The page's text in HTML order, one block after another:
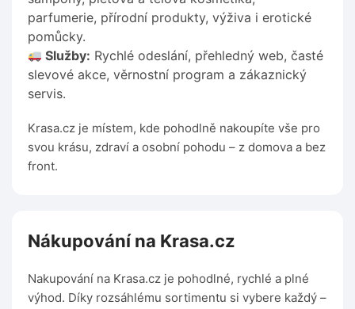
parfumerie, přírodní produkty, výživa i erotické
pomůcky.
Služby: Rychlé odeslání, přehledný web, časté
slevové akce, věrnostní program a zákaznický
servis.
Krasa.cz je místem, kde pohodlně nakoupíte vše pro
svou krásu, zdraví a osobní pohodu – z domova a bez
front.
Nákupování na Krasa.cz
Nakupování na Krasa.cz je pohodlné, rychlé a plné
výhod. Díky rozsáhlému sortimentu si vybere každý –